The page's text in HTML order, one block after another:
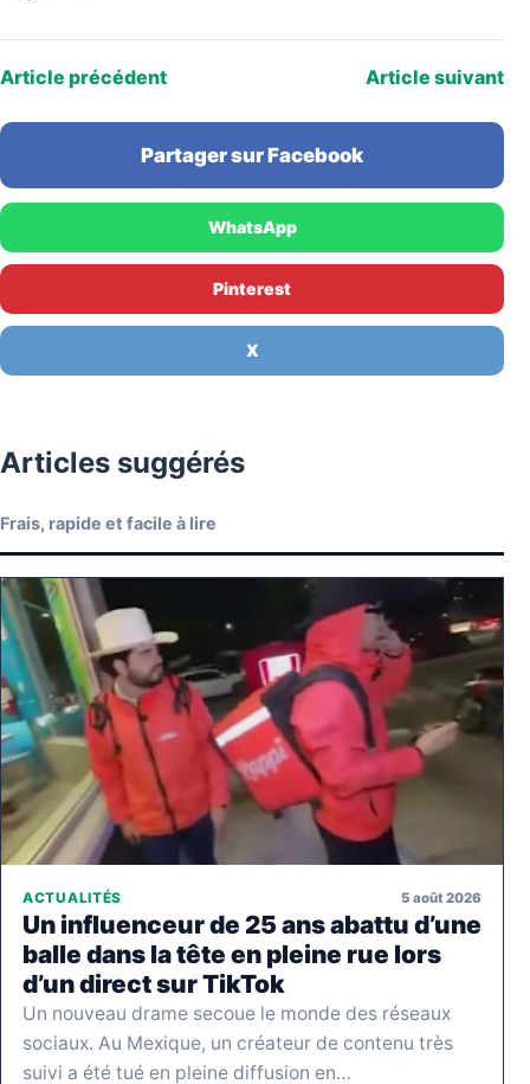
Article précédent Article suivant
Partager sur Facebook
WhatsApp
Pinterest
X
Articles suggérés
Frais, rapide et facile à lire
ACTUALITÉS 5 août 2026
Un influenceur de 25 ans abattu d’une
balle dans la tête en pleine rue lors
d’un direct sur TikTok
Un nouveau drame secoue le monde des réseaux
sociaux. Au Mexique, un créateur de contenu très
suivi a été tué en pleine diffusion en…